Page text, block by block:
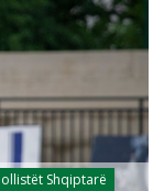
Shqiptarë